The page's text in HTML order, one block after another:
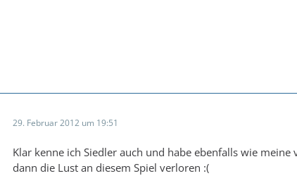
29. Februar 2012 um 19:51
Klar kenne ich Siedler auch und habe ebenfalls wie
dann die Lust an diesem Spiel verloren :(